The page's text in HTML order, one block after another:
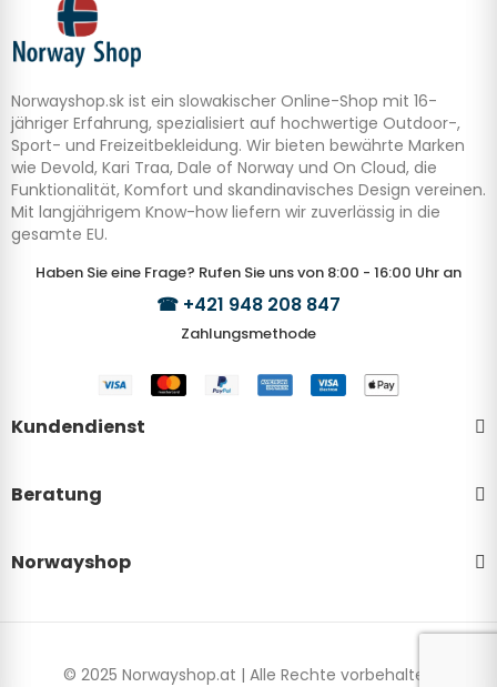
Norwayshop.sk ist ein slowakischer Online-Shop mit 16-
jähriger Erfahrung, spezialisiert auf hochwertige Outdoor-,
Sport- und Freizeitbekleidung. Wir bieten bewährte Marken
wie Devold, Kari Traa, Dale of Norway und On Cloud, die
Funktionalität, Komfort und skandinavisches Design vereinen.
Mit langjährigem Know-how liefern wir zuverlässig in die
gesamte EU.
Haben Sie eine Frage? Rufen Sie uns von 8:00 - 16:00 Uhr an
☎ +421 948 208 847
Zahlungsmethode
Kundendienst
Beratung
Norwayshop
© 2025 Norwayshop.at | Alle Rechte vorbehalten